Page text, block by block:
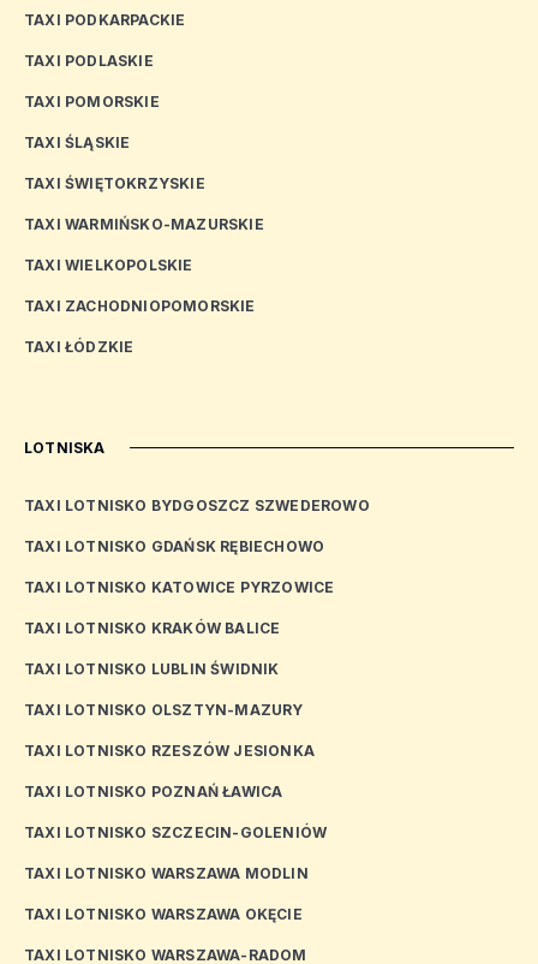
TAXI PODKARPACKIE
TAXI PODLASKIE
TAXI POMORSKIE
TAXI ŚLĄSKIE
TAXI ŚWIĘTOKRZYSKIE
TAXI WARMIŃSKO-MAZURSKIE
TAXI WIELKOPOLSKIE
TAXI ZACHODNIOPOMORSKIE
TAXI ŁÓDZKIE
LOTNISKA
TAXI LOTNISKO BYDGOSZCZ SZWEDEROWO
TAXI LOTNISKO GDAŃSK RĘBIECHOWO
TAXI LOTNISKO KATOWICE PYRZOWICE
TAXI LOTNISKO KRAKÓW BALICE
TAXI LOTNISKO LUBLIN ŚWIDNIK
TAXI LOTNISKO OLSZTYN-MAZURY
TAXI LOTNISKO RZESZÓW JESIONKA
TAXI LOTNISKO POZNAŃ ŁAWICA
TAXI LOTNISKO SZCZECIN-GOLENIÓW
TAXI LOTNISKO WARSZAWA MODLIN
TAXI LOTNISKO WARSZAWA OKĘCIE
TAXI LOTNISKO WARSZAWA-RADOM